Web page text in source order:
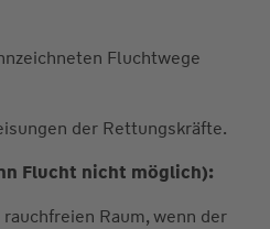
Fluchtwege
der Rettungskräfte.
Flucht nicht möglich):
Raum, wenn der